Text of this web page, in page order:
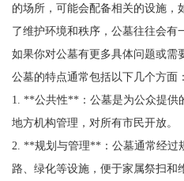
的场所，可能会配备相关的设施，
了维护环境和秩序，公墓往往会有
如果你对公墓有更多具体问题或需
公墓的特点通常包括以下几个方面：
1. **公共性**：公墓是为公众提供
地方机构管理，对所有市民开放。
2. **规划与管理**：公墓通常经过
路、绿化等设施，便于家属祭扫和